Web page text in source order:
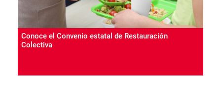
Conoce el Convenio estatal de Restauración
Colectiva